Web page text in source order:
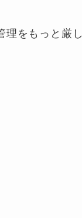
理をもっと厳